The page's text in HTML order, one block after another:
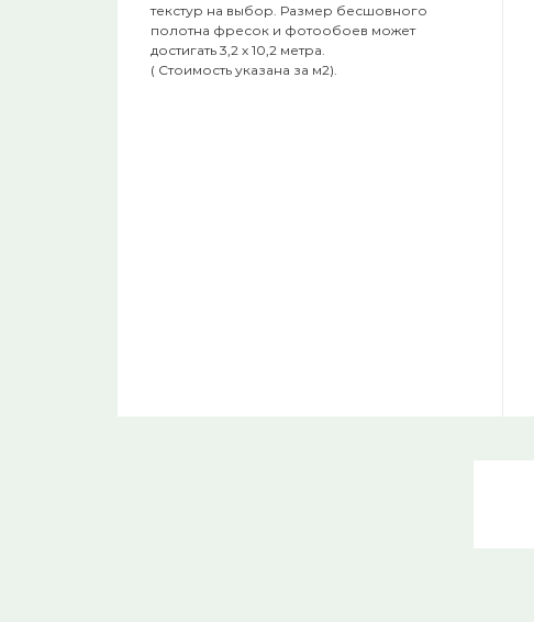
текстур на выбор. Размер бесшовного
полотна фресок и фотообоев может
достигать 3,2 х 10,2 метра.
( Стоимость указана за м2).